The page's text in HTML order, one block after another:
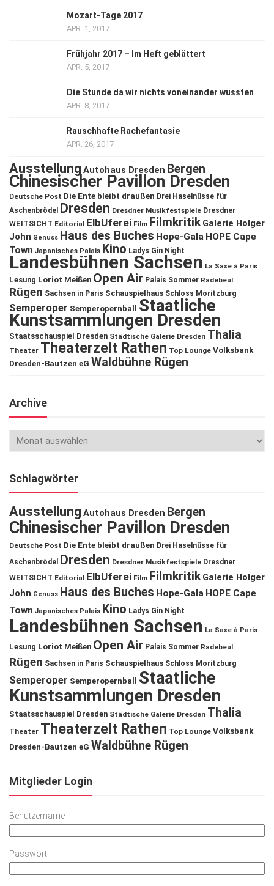
Mozart-Tage 2017
APR. 1, 2017
Frühjahr 2017 – Im Heft geblättert
APR. 5, 2017
Die Stunde da wir nichts voneinander wussten
APR. 8, 2017
Rauschhafte Rachefantasie
APR. 26, 2017
Ausstellung Autohaus Dresden Bergen
Chinesischer Pavillon Dresden
Deutsche Post Die Ente bleibt draußen Drei Haselnüsse für
Aschenbrödel
Dresden Dresdner Musikfestspiele Dresdner
WEITSICHT Editorial ElbUferei Film Filmkritik Galerie Holger
John Genuss Haus des Buches Hope-Gala HOPE Cape
Town Japanisches Palais Kino Ladys Gin Night
Landesbühnen Sachsen La Saxe à Paris
Lesung Loriot Meißen Open Air Palais Sommer Radebeul
Rügen Sachsen in Paris Schauspielhaus Schloss Moritzburg
Semperoper Semperopernball Staatliche
Kunstsammlungen Dresden
Staatsschauspiel Dresden Städtische Galerie Dresden Thalia
Theater Theaterzelt Rathen Top Lounge Volksbank
Dresden-Bautzen eG Waldbühne Rügen
Archive
Schlagwörter
Ausstellung Autohaus Dresden Bergen
Chinesischer Pavillon Dresden
Deutsche Post Die Ente bleibt draußen Drei Haselnüsse für
Aschenbrödel
Dresden Dresdner Musikfestspiele Dresdner
WEITSICHT Editorial ElbUferei Film Filmkritik Galerie Holger
John Genuss Haus des Buches Hope-Gala HOPE Cape
Town Japanisches Palais Kino Ladys Gin Night
Landesbühnen Sachsen La Saxe à Paris
Lesung Loriot Meißen Open Air Palais Sommer Radebeul
Rügen Sachsen in Paris Schauspielhaus Schloss Moritzburg
Semperoper Semperopernball
Staatliche
Kunstsammlungen Dresden
Staatsschauspiel Dresden Städtische Galerie Dresden Thalia
Theater Theaterzelt Rathen Top Lounge Volksbank
Dresden-Bautzen eG Waldbühne Rügen
Mitglieder Login
Benutzername
Passwort